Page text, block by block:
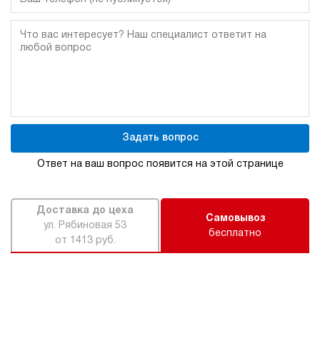
Ответ на ваш вопрос появится на этой странице
Задать вопрос
Доставка до цеха
ул. Рябиновая 53
от 1413 руб.
Самовывоз
бесплатно